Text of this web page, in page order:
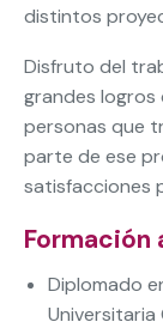
distintos
Disfruto del
grandes logros
personas que
parte de ese
satisfacciones
Formación
Diplomado
Universitaria